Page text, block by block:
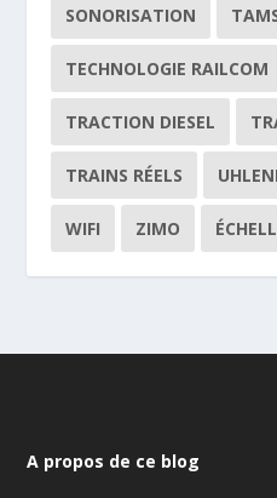
SONORISATION
TECHNOLOGIE RAILCOM
TRACTION DIESEL
TRAINS RÉELS
WIFI ZIMO
A propos de ce blog